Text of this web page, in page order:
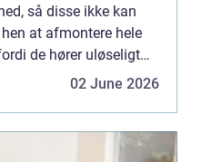
så disse ikke kan
at afmontere hele
de hører uløseligt
02 June 2026